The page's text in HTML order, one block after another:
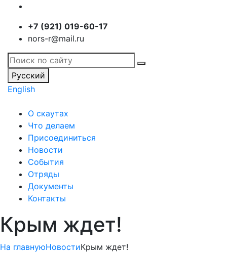
+7 (921) 019-60-17
nors-r@mail.ru
Русский
English
О скаутах
Что делаем
Присоединиться
Новости
События
Отряды
Документы
Контакты
Крым ждет!
На главнуюНовостиКрым ждет!